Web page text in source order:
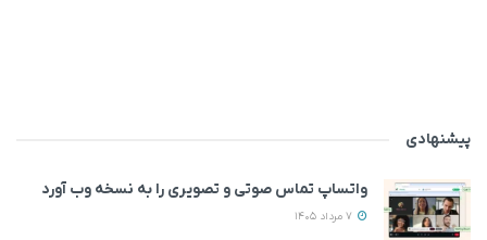
پیشنهادی
واتساپ تماس صوتی و تصویری را به نسخه وب آورد